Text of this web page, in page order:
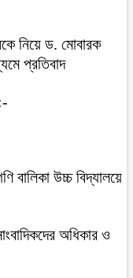
নিয়ে ড. মোবারক
প্রতিবাদ
বালিকা উচ্চ বিদ্যালয়ে
অধিকার ও